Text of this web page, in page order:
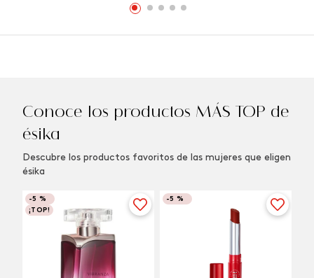
Conoce los productos MÁS TOP de
ésika
Descubre los productos favoritos de las mujeres que eligen
ésika
-5 %
¡TOP!
-5 %